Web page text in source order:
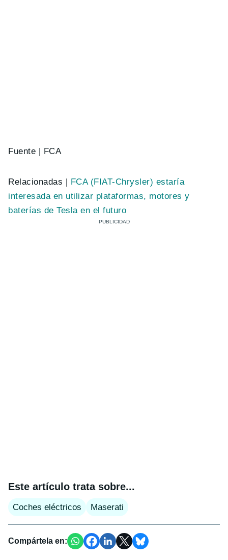
Fuente | FCA
Relacionadas | FCA (FIAT-Chrysler) estaría
interesada en utilizar plataformas, motores y
baterías de Tesla en el futuro
Este artículo trata sobre...
Coches eléctricos Maserati
Compártela en: